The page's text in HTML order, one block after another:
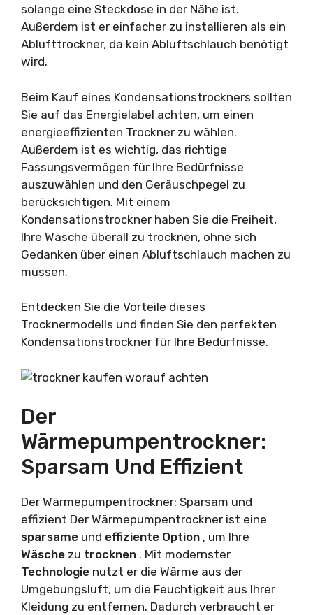
solange eine Steckdose in der Nähe ist.
Außerdem ist er einfacher zu installieren als ein
Ablufttrockner, da kein Abluftschlauch benötigt
wird.
Beim Kauf eines Kondensationstrockners sollten
Sie auf das Energielabel achten, um einen
energieeffizienten Trockner zu wählen.
Außerdem ist es wichtig, das richtige
Fassungsvermögen für Ihre Bedürfnisse
auszuwählen und den Geräuschpegel zu
berücksichtigen. Mit einem
Kondensationstrockner haben Sie die Freiheit,
Ihre Wäsche überall zu trocknen, ohne sich
Gedanken über einen Abluftschlauch machen zu
müssen.
Entdecken Sie die Vorteile dieses
Trocknermodells und finden Sie den perfekten
Kondensationstrockner für Ihre Bedürfnisse.
Der
Wärmepumpentrockner:
Sparsam Und Effizient
Der Wärmepumpentrockner: Sparsam und
effizient Der Wärmepumpentrockner ist eine
sparsame und effiziente Option , um Ihre
Wäsche zu trocknen . Mit modernster
Technologie nutzt er die Wärme aus der
Umgebungsluft, um die Feuchtigkeit aus Ihrer
Kleidung zu entfernen. Dadurch verbraucht er